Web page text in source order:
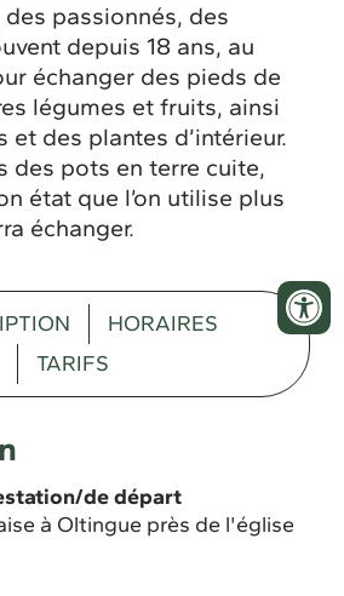
passionnés, des
depuis 18 ans, au
échanger des pieds de
légumes et fruits, ainsi
et des plantes d’intérieur.
des pots en terre cuite,
état que l’on utilise plus
échanger.
HORAIRES
TARIFS
de départ
à Oltingue près de l'église